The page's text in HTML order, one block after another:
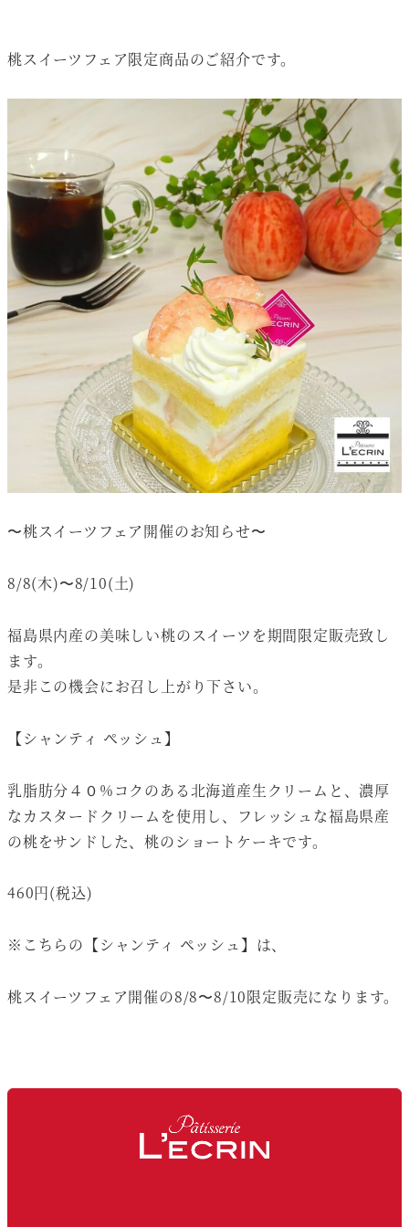
桃スイーツフェア限定商品のご紹介です。
〜桃スイーツフェア開催のお知らせ〜
8/8(木)〜8/10(土)
福島県内産の美味しい桃のスイーツを期間限定販売致し
ます。
是非この機会にお召し上がり下さい。
【シャンティ ペッシュ】
乳脂肪分４０%コクのある北海道産生クリームと、濃厚
なカスタードクリームを使用し、フレッシュな福島県産
の桃をサンドした、桃のショートケーキです。
460円(税込)
※こちらの【シャンティ ペッシュ】は、
桃スイーツフェア開催の8/8〜8/10限定販売になります。